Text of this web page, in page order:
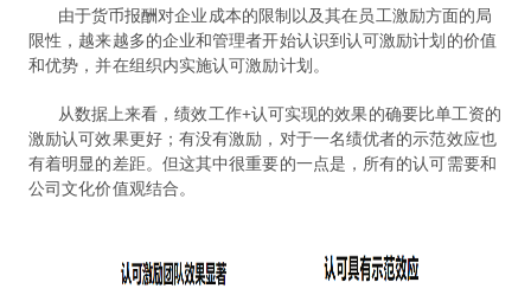
由于货币报酬对企业成本的限制以及其在员工激励方面的局
限性，越来越多的企业和管理者开始认识到认可激励计划的价值
和优势，并在组织内实施认可激励计划。
从数据上来看，绩效工作+认可实现的效果的确要比单工资的
激励认可效果更好；有没有激励，对于一名绩优者的示范效应也
有着明显的差距。但这其中很重要的一点是，所有的认可需要和
公司文化价值观结合。